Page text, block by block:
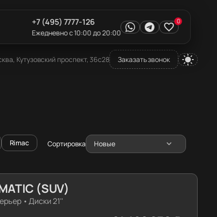
Кутузовский проспект, 36с28 Заказать звонок
+7 (495) 7777-126
Ежедневно с 10:00 до 20:00
0
Rimac
Сортировка Новые
(SUV)
•Диски 21''